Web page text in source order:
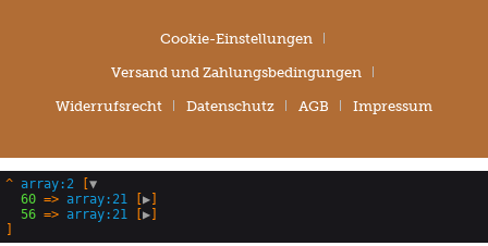
Cookie-Einstellungen
Versand und Zahlungsbedingungen
Widerrufsrecht Datenschutz AGB Impressum
^ array:2
▼
60 => array:21 ▶
56 => array:21 ▶